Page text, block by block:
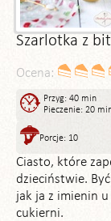
Szarlotka z
Ocena:
Przyg: 40 min
Pieczenie: 20
Porcje: 10
Ciasto, które
dzieciństwie.
jak ja z imienin
cukierni.